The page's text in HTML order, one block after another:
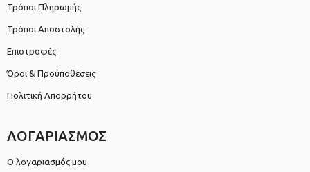
Τρόποι Πληρωμής
Τρόποι Αποστολής
Επιστροφές
Όροι & Προϋποθέσεις
Πολιτική Απορρήτου
ΛΟΓΑΡΙΑΣΜΟΣ
Ο λογαριασμός μου